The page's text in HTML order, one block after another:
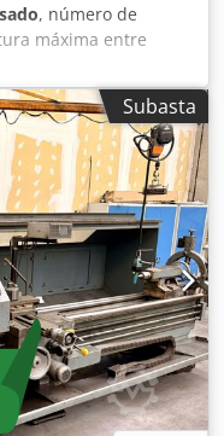
, número de
máxima entre
1500 mm
giro sobre el carro:
50 mm Cono de
sujeción del
del husillo: 33,5 -
0,004-
0,25 - 96 mm
Espacio requerido:
Subasta